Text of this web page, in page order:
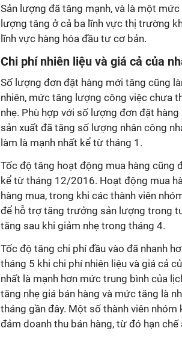
Sản lượng đã tăng mạnh, và là một
lượng tăng ở cả ba lĩnh vực thị trường
lĩnh vực hàng hóa đầu tư cơ bản.
Chi phí nhiên liệu và giá cả của
Số lượng đơn đặt hàng mới tăng cũng
nhiên, mức tăng lượng công việc chưa
nhẹ. Phù hợp với số lượng đơn đặt
sản xuất đã tăng số lượng nhân công
làm là mạnh nhất kể từ tháng 1.
Tốc độ tăng hoạt động mua hàng cũng
kể từ tháng 12/2016. Hoạt động mua
hàng mua, trong khi các thành viên
để hỗ trợ tăng trưởng sản lượng trong
tăng sau khi giảm nhẹ trong tháng 4.
Tốc độ tăng chi phí đầu vào đã nhanh
tháng 5 khi chi phí nhiên liệu và giá cả
nhất là mạnh hơn mức trung bình của
tăng nhẹ giá bán hàng và mức tăng là
tháng gần đây. Một số thành viên
đảm doanh thu bán hàng, từ đó hạn